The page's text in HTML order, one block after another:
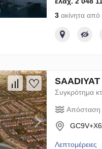
3ακίνητα από
Συγκρότημα
Απόσταση
Λεπτομέρειες